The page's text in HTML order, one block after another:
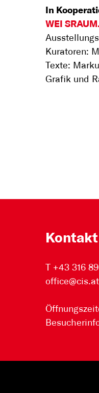
In
WEI
Kuratoren:
Texte:
Grafik und
Kontakt
T +43 316
office@cis.at